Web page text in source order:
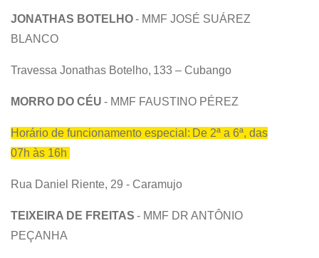
JONATHAS BOTELHO- MMF JOSÉ SUÁREZ
BLANCO
Travessa Jonathas Botelho, 133 – Cubango
MORRO DO CÉU - MMF FAUSTINO PÉREZ
Horário de funcionamento especial: De 2ª a 6ª, das
07h às 16h
Rua Daniel Riente, 29 - Caramujo
TEIXEIRA DE FREITAS - MMF DR ANTÔNIO
PEÇANHA